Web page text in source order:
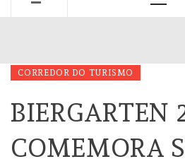
CORREDOR DO TURISMO
BIERGARTEN
COMEMORA